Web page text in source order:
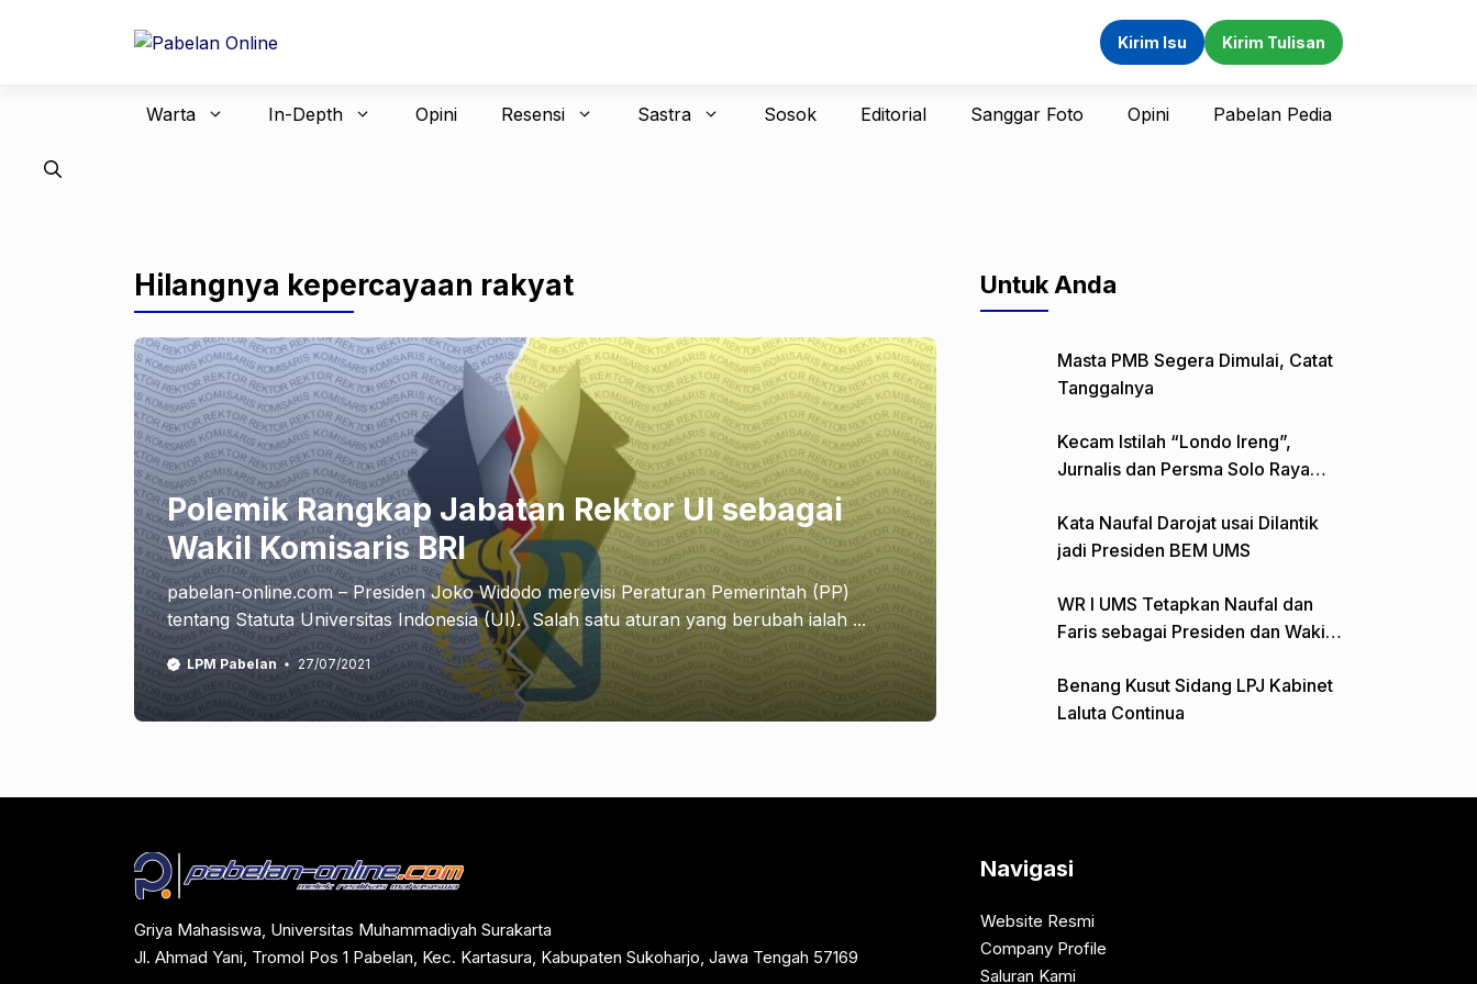
Kirim Isu Kirim Tulisan
Warta In-Depth Opini Resensi Sastra Sosok Editorial Sanggar Foto Opini Pabelan Pedia
Hilangnya kepercayaan rakyat
Polemik Rangkap Jabatan Rektor UI sebagai
Wakil Komisaris BRI
pabelan-online.com – Presiden Joko Widodo merevisi Peraturan Pemerintah (PP)
tentang Statuta Universitas Indonesia (UI). Salah satu aturan yang berubah ialah ...
LPM Pabelan 27/07/2021
Untuk Anda
Masta PMB Segera Dimulai, Catat
Tanggalnya
Kecam Istilah “Londo Ireng”,
Jurnalis dan Persma Solo Raya
Kata Naufal Darojat usai Dilantik
jadi Presiden BEM UMS
WR I UMS Tetapkan Naufal dan
Faris sebagai Presiden dan Wakil
Benang Kusut Sidang LPJ Kabinet
Laluta Continua
Griya Mahasiswa, Universitas Muhammadiyah Surakarta
Jl. Ahmad Yani, Tromol Pos 1 Pabelan, Kec. Kartasura, Kabupaten Sukoharjo, Jawa Tengah 57169
Navigasi
Website Resmi
Company Profile
Saluran Kami